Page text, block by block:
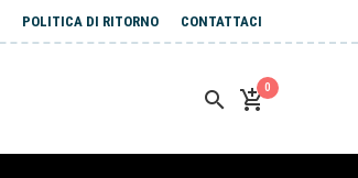
POLITICA DI RITORNO CONTATTACI
0